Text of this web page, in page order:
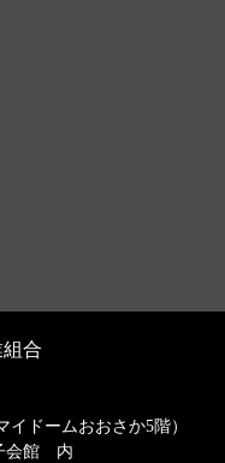
合
ドームおおさか5階）
会館 内